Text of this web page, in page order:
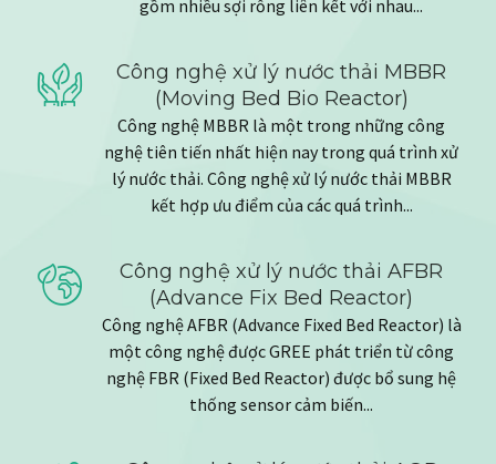
gồm nhiều sợi rỗng liên kết với nhau...
Công nghệ xử lý nước thải MBBR
(Moving Bed Bio Reactor)
Công nghệ MBBR là một trong những công
nghệ tiên tiến nhất hiện nay trong quá trình xử
lý nước thải. Công nghệ xử lý nước thải MBBR
kết hợp ưu điểm của các quá trình...
Công nghệ xử lý nước thải AFBR
(Advance Fix Bed Reactor)
Công nghệ AFBR (Advance Fixed Bed Reactor) là
một công nghệ được GREE phát triển từ công
nghệ FBR (Fixed Bed Reactor) được bổ sung hệ
thống sensor cảm biến...